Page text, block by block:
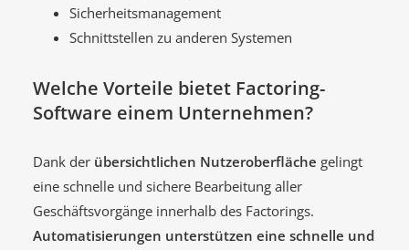
Sicherheitsmanagement
Schnittstellen zu anderen Systemen
Welche Vorteile bietet Factoring-
Software einem Unternehmen?
Dank der übersichtlichen Nutzeroberfläche gelingt
eine schnelle und sichere Bearbeitung aller
Geschäftsvorgänge innerhalb des Factorings.
Automatisierungen unterstützen eine schnelle und